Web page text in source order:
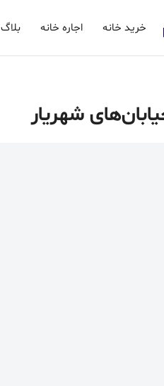
خرید خانه اجاره خانه بلاگ 2نبش
شهریار